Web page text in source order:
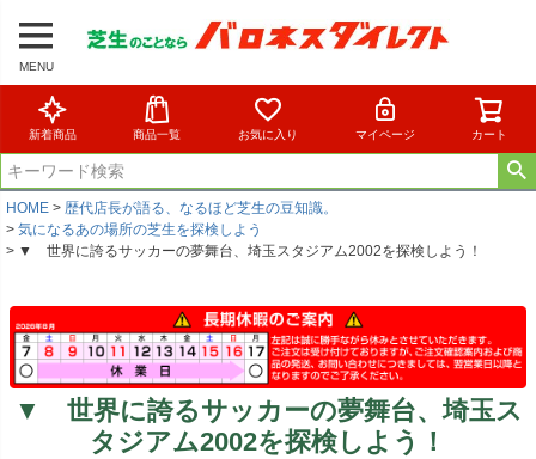
MENU
新着商品 商品一覧 お気に入り マイページ カート
HOME
歴代店長が語る、なるほど芝生の豆知識。
気になるあの場所の芝生を探検しよう
▼ 世界に誇るサッカーの夢舞台、埼玉スタジアム2002を探検しよう！
▼ 世界に誇るサッカーの夢舞台、埼玉ス
タジアム2002を探検しよう！